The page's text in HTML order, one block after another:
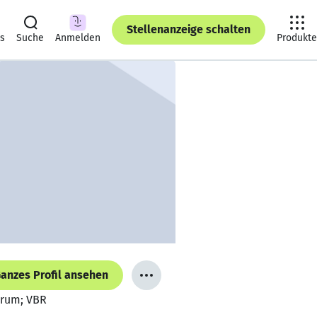
Suche Anmelden
Stellenanzeige schalten
Produkte
Profil ansehen
VBR